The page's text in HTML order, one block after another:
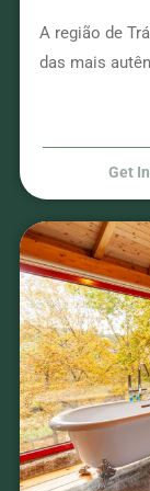
A região de
das mais
Get